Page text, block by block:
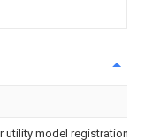
utility model registration